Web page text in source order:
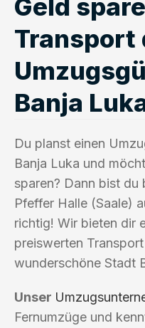
Geld
Transport
Banja
Du planst einen
Banja Luka und
sparen? Dann bist du
Pfeffer Halle (Saale)
richtig! Wir bieten dir
preiswerten
wunderschöne Stadt
Unser
Fernumzüge und